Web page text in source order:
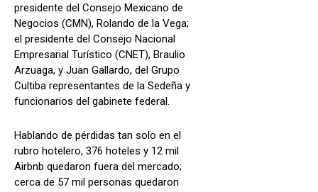
presidente del Consejo Mexicano de
Negocios (CMN), Rolando de la Vega;
el presidente del Consejo Nacional
Empresarial Turístico (CNET), Braulio
Arzuaga, y Juan Gallardo, del Grupo
Cultiba representantes de la Sedeña y
funcionarios del gabinete federal.
Hablando de pérdidas tan solo en el
rubro hotelero, 376 hoteles y 12 mil
Airbnb quedaron fuera del mercado;
cerca de 57 mil personas quedaron